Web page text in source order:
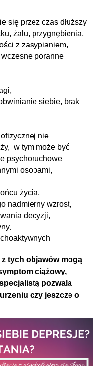
się przez czas dłuższy
żalu, przygnębienia,
z zasypianiem,
poranne
siebie, brak
nie
w tym może być
psychoruchowe
osobami,
życia,
nadmierny wzrost,
decyzji,
z tych objawów mogą
ciążowy,
pozwala
czy jeszcze o